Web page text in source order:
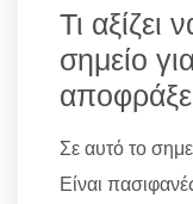
Τι αξίζει
σημείο
Σε αυτό το
Είναι